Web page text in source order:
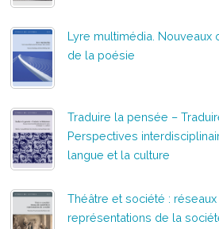
Lyre multimédia. Nouveaux
de la poésie
Traduire la pensée –
Perspectives
langue et la culture
Théâtre et société :
représentations de la